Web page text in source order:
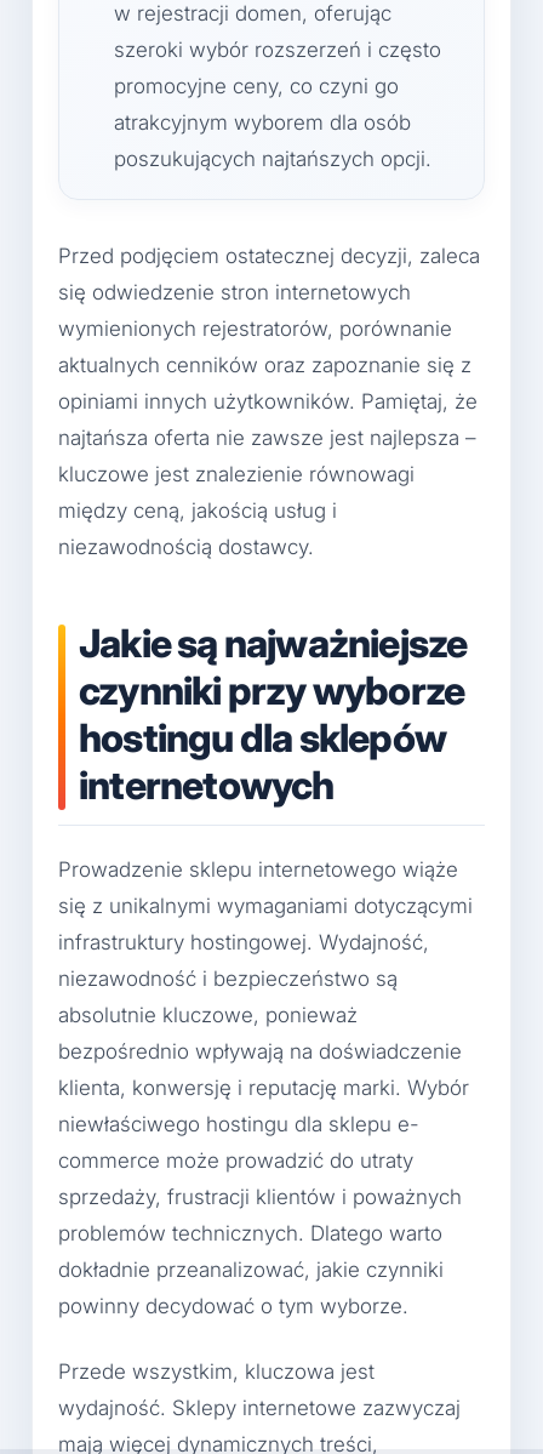
w rejestracji domen, oferując
szeroki wybór rozszerzeń i często
promocyjne ceny, co czyni go
atrakcyjnym wyborem dla osób
poszukujących najtańszych opcji.
Przed podjęciem ostatecznej decyzji, zaleca
się odwiedzenie stron internetowych
wymienionych rejestratorów, porównanie
aktualnych cenników oraz zapoznanie się z
opiniami innych użytkowników. Pamiętaj, że
najtańsza oferta nie zawsze jest najlepsza –
kluczowe jest znalezienie równowagi
między ceną, jakością usług i
niezawodnością dostawcy.
Jakie są najważniejsze
czynniki przy wyborze
hostingu dla sklepów
internetowych
Prowadzenie sklepu internetowego wiąże
się z unikalnymi wymaganiami dotyczącymi
infrastruktury hostingowej. Wydajność,
niezawodność i bezpieczeństwo są
absolutnie kluczowe, ponieważ
bezpośrednio wpływają na doświadczenie
klienta, konwersję i reputację marki. Wybór
niewłaściwego hostingu dla sklepu e-
commerce może prowadzić do utraty
sprzedaży, frustracji klientów i poważnych
problemów technicznych. Dlatego warto
dokładnie przeanalizować, jakie czynniki
powinny decydować o tym wyborze.
Przede wszystkim, kluczowa jest
wydajność. Sklepy internetowe zazwyczaj
mają więcej dynamicznych treści,